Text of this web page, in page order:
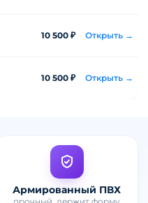
10 500 ₽ Открыть →
10 500 ₽ Открыть →
Армированный ПВХ